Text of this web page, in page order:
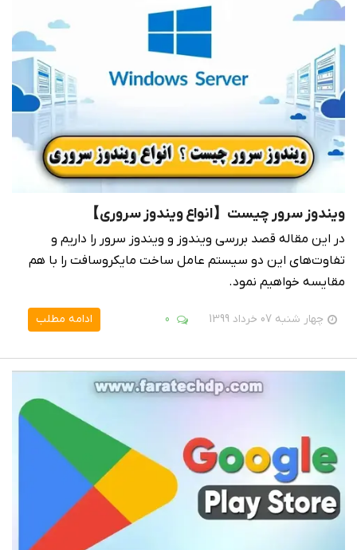
ویندوز سرور چیست【انواع ویندوز سروری】
در این مقاله قصد بررسی ویندوز و ویندوز سرور را داریم و
تفاوت‌های این دو سیستم عامل ساخت مایکروسافت را با هم
مقایسه خواهیم نمود.
چهار شنبه 07 خرداد 1399 0 ادامه مطلب